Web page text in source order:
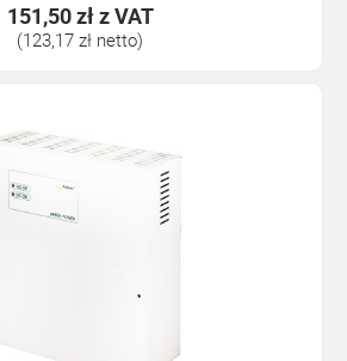
151,50 złz VAT
(123,17 zł netto)